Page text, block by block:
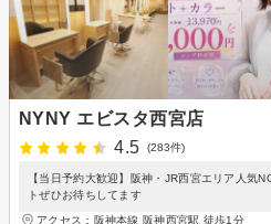
NYNY エビスタ西宮店
4.5
(283件)
【当日予約大歓迎】阪神・JR西宮エリア人気
トぜひお待ちしてます
アクセス：阪神本線 阪神西宮駅 徒歩1分